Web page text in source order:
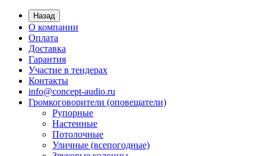
Назад
О компании
Оплата
Доставка
Гарантия
Участие в тендерах
Контакты
info@concept-audio.ru
Громкоговорители (оповещатели)
Рупорные
Настенные
Потолочные
Уличные (всепогодные)